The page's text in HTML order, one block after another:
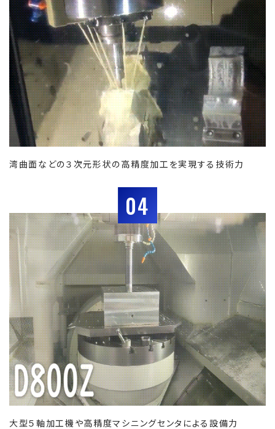
湾曲面などの３次元形状の高精度加工を実現する技術力
04
大型５軸加工機や高精度マシニングセンタによる設備力